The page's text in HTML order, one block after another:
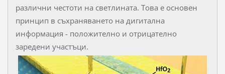
различни честоти на светлината. Това е основен
принцип в съхраняването на дигитална
информация - положително и отрицателно
заредени участъци.